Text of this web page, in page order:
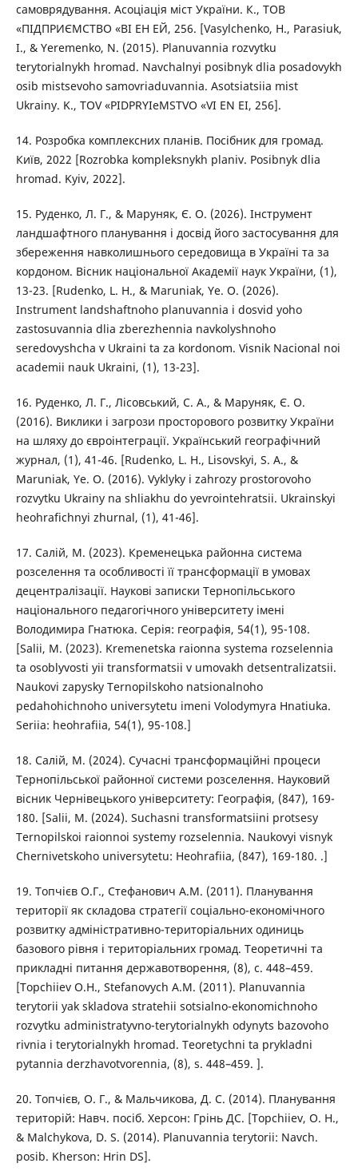
самоврядування. Асоціація міст України. К., ТОВ
«ПІДПРИЄМСТВО «ВІ ЕН ЕЙ, 256. [Vasylchenko, H., Parasiuk,
I., & Yeremenko, N. (2015). Planuvannia rozvytku
terytorialnykh hromad. Navchalnyi posibnyk dlia posadovykh
osib mistsevoho samovriaduvannia. Asotsiatsiia mist
Ukrainy. K., TOV «PIDPRYIeMSTVO «VI EN EI, 256].
14. Розробка комплексних планів. Посібник для громад.
Київ, 2022 [Rozrobka kompleksnykh planiv. Posibnyk dlia
hromad. Kyiv, 2022].
15. Руденко, Л. Г., & Маруняк, Є. О. (2026). Інструмент
ландшафтного планування і досвід його застосування для
збереження навколишнього середовища в Україні та за
кордоном. Вісник національної Академії наук України, (1),
13-23. [Rudenko, L. H., & Maruniak, Ye. O. (2026).
Instrument landshaftnoho planuvannia i dosvid yoho
zastosuvannia dlia zberezhennia navkolyshnoho
seredovyshcha v Ukraini ta za kordonom. Visnik Nacional noi
academii nauk Ukraini, (1), 13-23].
16. Руденко, Л. Г., Лісовський, С. А., & Маруняк, Є. О.
(2016). Виклики і загрози просторового розвитку України
на шляху до євроінтеграції. Український географічний
журнал, (1), 41-46. [Rudenko, L. H., Lisovskyi, S. A., &
Maruniak, Ye. O. (2016). Vyklyky i zahrozy prostorovoho
rozvytku Ukrainy na shliakhu do yevrointehratsii. Ukrainskyi
heohrafichnyi zhurnal, (1), 41-46].
17. Салій, М. (2023). Кременецька районна система
розселення та особливості її трансформації в умовах
децентралізації. Наукові записки Тернопільського
національного педагогічного університету імені
Володимира Гнатюка. Серія: географія, 54(1), 95-108.
[Salii, M. (2023). Kremenetska raionna systema rozselennia
ta osoblyvosti yii transformatsii v umovakh detsentralizatsii.
Naukovi zapysky Ternopilskoho natsionalnoho
pedahohichnoho universytetu imeni Volodymyra Hnatiuka.
Seriia: heohrafiia, 54(1), 95-108.]
18. Салій, М. (2024). Сучасні трансформаційні процеси
Тернопільської районної системи розселення. Науковий
вісник Чернівецького університету: Географія, (847), 169-
180. [Salii, M. (2024). Suchasni transformatsiini protsesy
Ternopilskoi raionnoi systemy rozselennia. Naukovyi visnyk
Chernivetskoho universytetu: Heohrafiia, (847), 169-180. .]
19. Топчієв О.Г., Стефанович А.М. (2011). Планування
території як складова стратегії соціально-економічного
розвитку адміністративно-територіальних одиниць
базового рівня і територіальних громад. Теоретичні та
прикладні питання державотворення, (8), с. 448–459.
[Topchiiev O.H., Stefanovych A.M. (2011). Planuvannia
terytorii yak skladova stratehii sotsialno-ekonomichnoho
rozvytku administratyvno-terytorialnykh odynyts bazovoho
rivnia i terytorialnykh hromad. Teoretychni ta prykladni
pytannia derzhavotvorennia, (8), s. 448–459. ].
20. Топчієв, О. Г., & Мальчикова, Д. С. (2014). Планування
територій: Навч. посіб. Херсон: Грінь ДС. [Topchiiev, O. H.,
& Malchykova, D. S. (2014). Planuvannia terytorii: Navch.
posib. Kherson: Hrin DS].